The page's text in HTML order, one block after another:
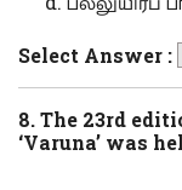
Select Answer :
8. The 23rd
‘Varuna’ was